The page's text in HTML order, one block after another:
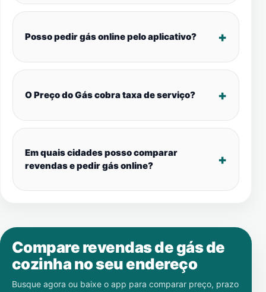
Posso pedir gás online pelo aplicativo?
O Preço do Gás cobra taxa de serviço?
Em quais cidades posso comparar
revendas e pedir gás online?
Compare revendas de gás de
cozinha no seu endereço
Busque agora ou baixe o app para comparar preço, prazo